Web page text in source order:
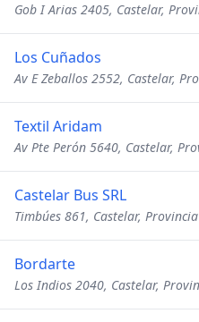
Gob I Arias 2405, Castelar,
Los Cuñados
Av E Zeballos 2552, Castelar,
Textil Aridam
Av Pte Perón 5640, Castelar,
Castelar Bus SRL
Timbúes 861, Castelar,
Bordarte
Los Indios 2040, Castelar,